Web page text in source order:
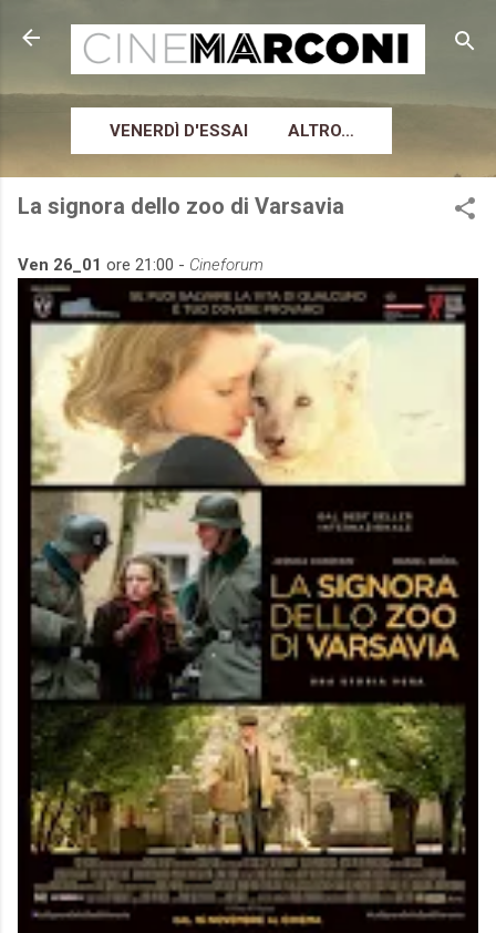
Passa ai contenuti principali
VENERDÌ D'ESSAI ALTRO…
La signora dello zoo di Varsavia
Ven 26_01 ore 21:00 - Cineforum